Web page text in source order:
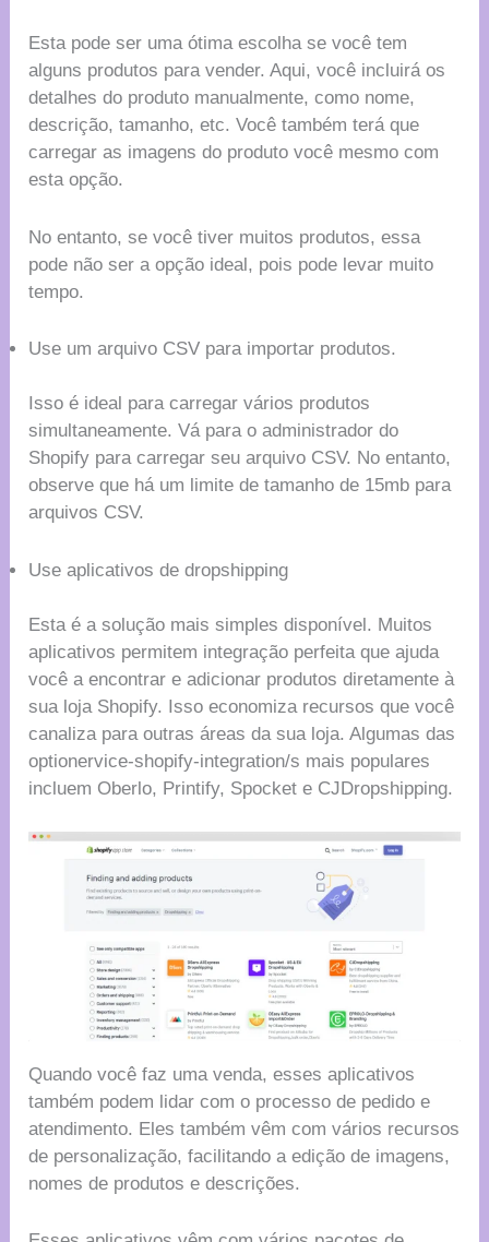
Esta pode ser uma ótima escolha se você tem
alguns produtos para vender. Aqui, você incluirá os
detalhes do produto manualmente, como nome,
descrição, tamanho, etc. Você também terá que
carregar as imagens do produto você mesmo com
esta opção.
No entanto, se você tiver muitos produtos, essa
pode não ser a opção ideal, pois pode levar muito
tempo.
Use um arquivo CSV para importar produtos.
Isso é ideal para carregar vários produtos
simultaneamente. Vá para o administrador do
Shopify para carregar seu arquivo CSV. No entanto,
observe que há um limite de tamanho de 15mb para
arquivos CSV.
Use aplicativos de dropshipping
Esta é a solução mais simples disponível. Muitos
aplicativos permitem integração perfeita que ajuda
você a encontrar e adicionar produtos diretamente à
sua loja Shopify. Isso economiza recursos que você
canaliza para outras áreas da sua loja. Algumas das
optionervice-shopify-integration/s mais populares
incluem Oberlo, Printify, Spocket e CJDropshipping.
Quando você faz uma venda, esses aplicativos
também podem lidar com o processo de pedido e
atendimento. Eles também vêm com vários recursos
de personalização, facilitando a edição de imagens,
nomes de produtos e descrições.